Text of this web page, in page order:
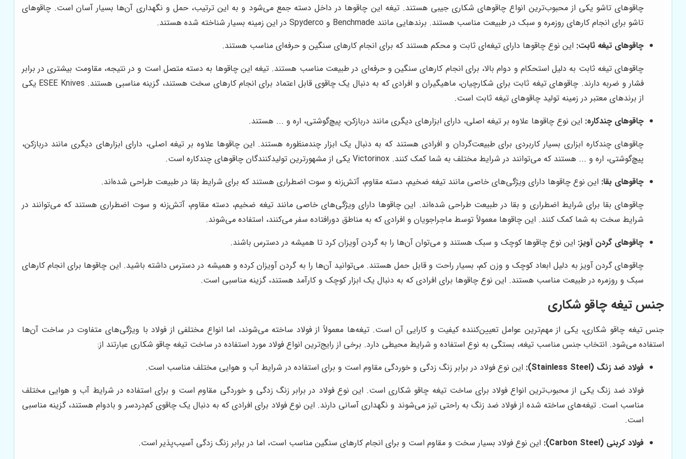
چاقوهای تاشو یکی از محبوب‌ترین انواع چاقوهای شکاری جیبی هستند. تیغه این چاقوها در داخل دسته جمع می‌شود و به این ترتیب، حمل و نگهداری آن‌ها بسیار آسان است. چاقوهای
تاشو برای انجام کارهای روزمره و سبک در طبیعت مناسب هستند. برندهایی مانند Benchmade و Spyderco در این زمینه بسیار شناخته شده هستند.
چاقوهای تیغه ثابت: این نوع چاقوها دارای تیغه‌ای ثابت و محکم هستند که برای انجام کارهای سنگین و حرفه‌ای مناسب هستند.
چاقوهای تیغه ثابت به دلیل استحکام و دوام بالا، برای انجام کارهای سنگین و حرفه‌ای در طبیعت مناسب هستند. تیغه این چاقوها به دسته متصل است و در نتیجه، مقاومت بیشتری در برابر
فشار و ضربه دارند. چاقوهای تیغه ثابت برای شکارچیان، ماهیگیران و افرادی که به دنبال یک چاقوی قابل اعتماد برای انجام کارهای سخت هستند، گزینه مناسبی هستند. ESEE Knives یکی
از برندهای معتبر در زمینه تولید چاقوهای تیغه ثابت است.
چاقوهای چندکاره: این نوع چاقوها علاوه بر تیغه اصلی، دارای ابزارهای دیگری مانند دربازکن، پیچ‌گوشتی، اره و ... هستند.
چاقوهای چندکاره ابزاری بسیار کاربردی برای طبیعت‌گردان و افرادی هستند که به دنبال یک ابزار چندمنظوره هستند. این چاقوها علاوه بر تیغه اصلی، دارای ابزارهای دیگری مانند دربازکن،
پیچ‌گوشتی، اره و ... هستند که می‌توانند در شرایط مختلف به شما کمک کنند. Victorinox یکی از مشهورترین تولیدکنندگان چاقوهای چندکاره است.
چاقوهای بقا: این نوع چاقوها دارای ویژگی‌های خاصی مانند تیغه ضخیم، دسته مقاوم، آتش‌زنه و سوت اضطراری هستند که برای شرایط بقا در طبیعت طراحی شده‌اند.
چاقوهای بقا برای شرایط اضطراری و بقا در طبیعت طراحی شده‌اند. این چاقوها دارای ویژگی‌های خاصی مانند تیغه ضخیم، دسته مقاوم، آتش‌زنه و سوت اضطراری هستند که می‌توانند در
شرایط سخت به شما کمک کنند. این چاقوها معمولاً توسط ماجراجویان و افرادی که به مناطق دورافتاده سفر می‌کنند، استفاده می‌شوند.
چاقوهای گردن آویز: این نوع چاقوها کوچک و سبک هستند و می‌توان آن‌ها را به گردن آویزان کرد تا همیشه در دسترس باشند.
چاقوهای گردن آویز به دلیل ابعاد کوچک و وزن کم، بسیار راحت و قابل حمل هستند. می‌توانید آن‌ها را به گردن آویزان کرده و همیشه در دسترس داشته باشید. این چاقوها برای انجام کارهای
سبک و روزمره در طبیعت مناسب هستند. این نوع چاقوها برای افرادی که به دنبال یک ابزار کوچک و کارآمد هستند، گزینه مناسبی است.
جنس تیغه چاقو شکاری
جنس تیغه چاقو شکاری، یکی از مهم‌ترین عوامل تعیین‌کننده کیفیت و کارایی آن است. تیغه‌ها معمولاً از فولاد ساخته می‌شوند، اما انواع مختلفی از فولاد با ویژگی‌های متفاوت در ساخت آن‌ها
استفاده می‌شود. انتخاب جنس مناسب تیغه، بستگی به نوع استفاده و شرایط محیطی دارد. برخی از رایج‌ترین انواع فولاد مورد استفاده در ساخت تیغه چاقو شکاری عبارتند از:
فولاد ضد زنگ (Stainless Steel):
این نوع فولاد در برابر زنگ زدگی و خوردگی مقاوم است و برای استفاده در شرایط آب و هوایی مختلف مناسب است.
فولاد ضد زنگ یکی از محبوب‌ترین انواع فولاد برای ساخت تیغه چاقو شکاری است. این نوع فولاد در برابر زنگ زدگی و خوردگی مقاوم است و برای استفاده در شرایط آب و هوایی مختلف
مناسب است. تیغه‌های ساخته شده از فولاد ضد زنگ به راحتی تیز می‌شوند و نگهداری آسانی دارند. این نوع فولاد برای افرادی که به دنبال یک چاقوی کم‌دردسر و بادوام هستند، گزینه مناسبی
است.
فولاد کربنی (Carbon Steel):
این نوع فولاد بسیار سخت و مقاوم است و برای انجام کارهای سنگین مناسب است، اما در برابر زنگ زدگی آسیب‌پذیر است.